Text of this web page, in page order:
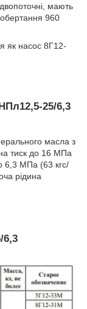
мають
960
як насос 8Г12-
25/6,3
масла з
тиск до 16 МПа
6,3 МПа (63 кгс/
рідина
6,3